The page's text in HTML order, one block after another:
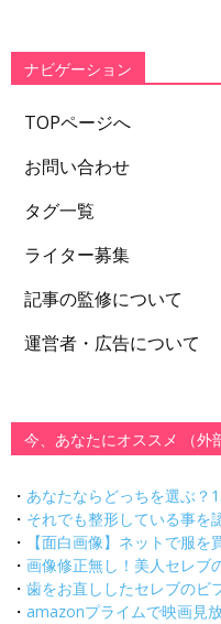
ー
ナビゲーション
TOPページへ
お問い合わせ
タグ一覧
ライター募集
記事の監修について
運営者・広告について
今、あなたにオススメ （外
・ あなたならどっちを選ぶ？
・ それでも整形している事を
・
【面白画像】ネットで服を
・ 画像修正無し！美人セレブ
・ 歯をお直ししたセレブのビ
・ amazonプライムで映画見